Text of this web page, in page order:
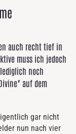
auch recht tief in
muss ich jedoch
noch
auf dem
gar nicht
nun nach vier